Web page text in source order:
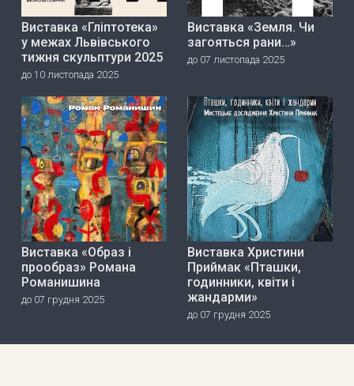
Виставка «Гліптотека»
у межах Львівського
тижня скульптури 2025
до 10 листопада 2025
Виставка «Земля. Чи
загояться рани…»
до 07 листопада 2025
Виставка «Образ і
прообраз» Романа
Романишина
до 07 грудня 2025
Виставка Христини
Приймак «Пташки,
годинники, квіти і
жандарми»
до 07 грудня 2025